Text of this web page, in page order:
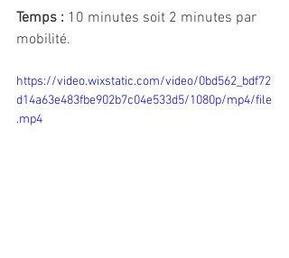
Temps : 10 minutes soit 2 minutes par
mobilité.
https://video.wixstatic.com/video/0bd562_bdf72
d14a63e483fbe902b7c04e533d5/1080p/mp4/file
.mp4